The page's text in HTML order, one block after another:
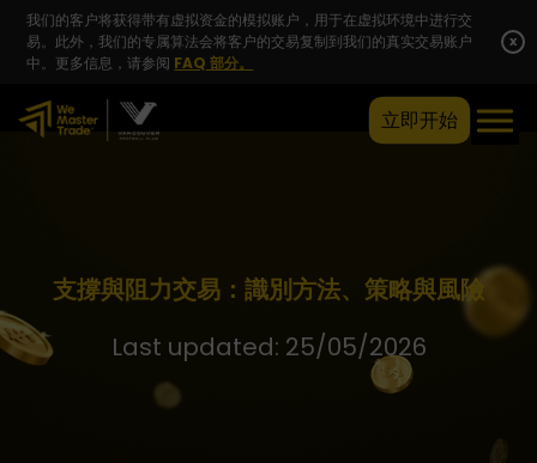
我们的客户将获得带有虚拟资金的模拟账户，用于在虚拟环境中进行交
易。此外，我们的专属算法会将客户的交易复制到我们的真实交易账户
中。更多信息，请参阅 FAQ 部分。
x
立即开始
支撐與阻力交易：識別方法、策略與風險
Last updated: 25/05/2026